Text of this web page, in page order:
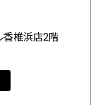
香椎浜店2階